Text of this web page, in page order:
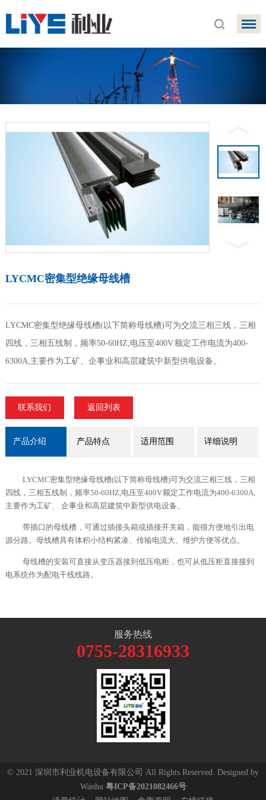
LYCMC密集型绝缘母线槽
LYCMC密集型绝缘母线槽(以下简称母线槽)可为交流三相三线，三相
四线，三相五线制，频率50-60HZ,电压至400V.额定工作电流为400-
6300A,主要作为工矿、企事业和高层建筑中新型供电设备。
联系我们 返回列表
产品介绍 产品特点 适用范围 详细说明
LYCMC密集型绝缘母线槽(以下简称母线槽)可为交流三相三线，三相
四线，三相五线制，频率50-60HZ, 电压至400V.额定工作电流为400-6300A,
主要作为工矿、
企事业和高层建筑中新型供电设备。
带插口的母线槽，可通过插接头箱或插接开关箱，能很方便地引出电
源分路。母线槽具有体积小结构紧凑、传输电流大、维护方便等优点。
母线槽的安装可直接从变压器接到低压电柜，也可从低压柜直接接到
电系统作为配电干线线路。
服务热线
0755-28316933
© 2021 深圳市利业机电设备有限公司 All Rights Reserved. Designed by
Wanhu 粤ICP备2021082466号